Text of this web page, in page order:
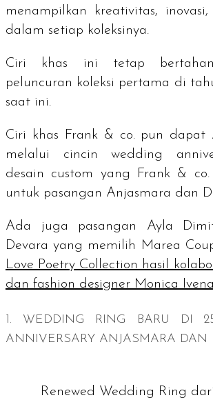
menampilkan kreativitas,
dalam setiap koleksinya.
Ciri khas ini tetap
peluncuran koleksi pertama di
saat ini.
Ciri khas Frank & co. pun dapat
melalui cincin wedding
desain custom
yang Frank & co.
untuk pasangan Anjasmara dan
Ada juga pasangan Ayla
Devara yang memilih Marea
Love Poetry Collection hasil
dan fashion designer Monica Ivena
1. WEDDING RING BARU DI
ANNIVERSARY ANJASMARA DAN
Renewed Wedding Ring